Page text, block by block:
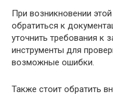
При возникновении
обратиться к
уточнить требования к
инструменты для
возможные ошибки.
Также стоит обратить